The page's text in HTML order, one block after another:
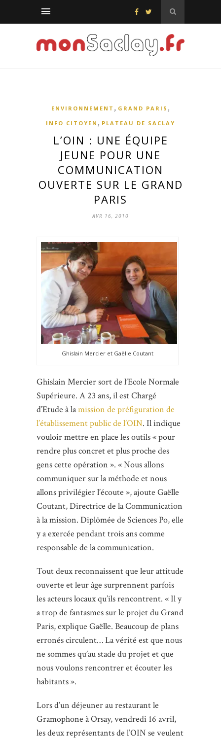
ENVIRONNEMENT , GRAND PARIS ,
INFO CITOYEN , PLATEAU DE SACLAY
L’OIN : UNE ÉQUIPE
JEUNE POUR UNE
COMMUNICATION
OUVERTE SUR LE GRAND
PARIS
AVR 16, 2010
Ghislain Mercier et Gaëlle Coutant
Ghislain Mercier sort de l’Ecole Normale
Supérieure. A 23 ans, il est Chargé
d’Etude à lamission de préfiguration de
l’établissement public de l’OIN. Il indique
vouloir mettre en place les outils « pour
rendre plus concret et plus proche des
gens cette opération ». « Nous allons
communiquer sur la méthode et nous
allons privilégier l’écoute », ajoute Gaëlle
Coutant, Directrice de la Communication
à la mission. Diplômée de Sciences Po, elle
y a exercée pendant trois ans comme
responsable de la communication.
Tout deux reconnaissent que leur attitude
ouverte et leur âge surprennent parfois
les acteurs locaux qu’ils rencontrent. « Il y
a trop de fantasmes sur le projet du Grand
Paris, explique Gaëlle. Beaucoup de plans
erronés circulent… La vérité est que nous
ne sommes qu’au stade du projet et que
nous voulons rencontrer et écouter les
habitants ».
Lors d’un déjeuner au restaurant le
Gramophone à Orsay, vendredi 16 avril,
les deux représentants de l’OIN se veulent